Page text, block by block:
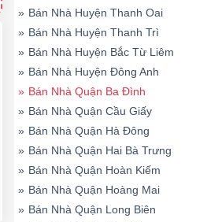
» Bán Nhà Huyện Thanh Oai
» Bán Nhà Huyện Thanh Trì
» Bán Nhà Huyện Bắc Từ Liêm
» Bán Nhà Huyện Đông Anh
» Bán Nhà Quận Ba Đình
» Bán Nhà Quận Cầu Giấy
» Bán Nhà Quận Hà Đông
» Bán Nhà Quận Hai Bà Trưng
» Bán Nhà Quận Hoàn Kiếm
» Bán Nhà Quận Hoàng Mai
» Bán Nhà Quận Long Biên